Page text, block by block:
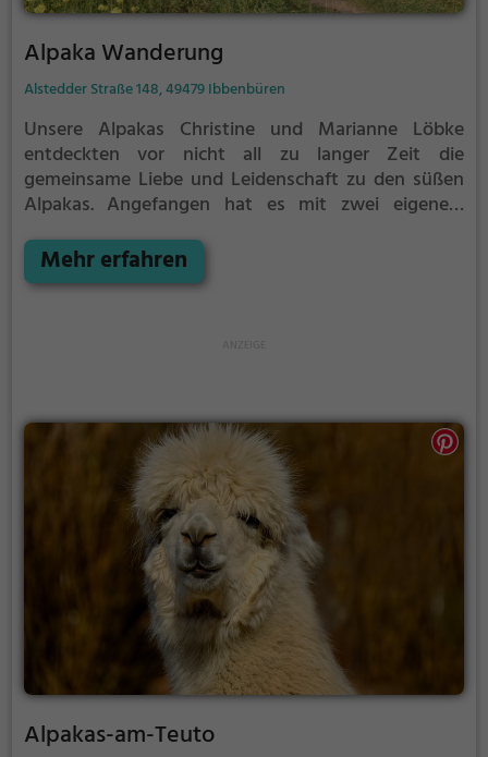
Alpaka Wanderung
Alstedder Straße 148, 49479 Ibbenbüren
Unsere Alpakas Christine und Marianne Löbke
entdeckten vor nicht all zu langer Zeit die
gemeinsame Liebe und Leidenschaft zu den süßen
Alpakas. Angefangen hat es mit zwei eigenen,
Aktuell haben bereits über 50 Alpakas ihr Zuhause
bei uns auf dem Hof gefunden und genießen ihr
Mehr erfahren
Alpakas-am-Teuto